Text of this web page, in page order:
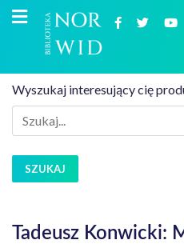
Wyszukaj interesujący cię
SZUKAJ
Tadeusz Konwicki: